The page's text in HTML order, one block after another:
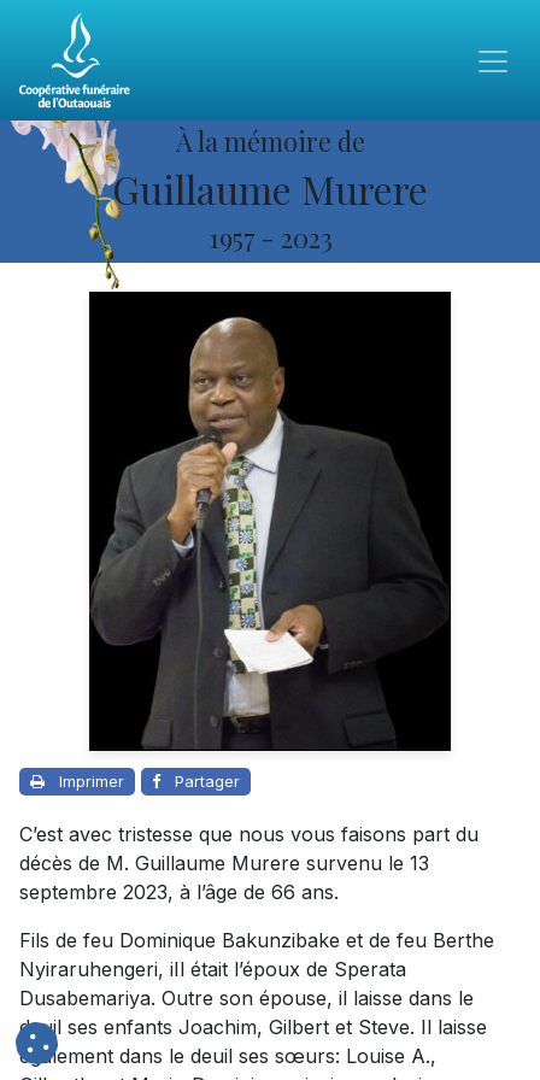
À la mémoire de
Guillaume Murere
1957 - 2023
Imprimer Partager
C’est avec tristesse que nous vous faisons part du
décès de M. Guillaume Murere survenu le 13
septembre 2023, à l’âge de 66 ans.
Fils de feu Dominique Bakunzibake et de feu Berthe
Nyiraruhengeri, iIl était l’époux de Sperata
Dusabemariya. Outre son épouse, il laisse dans le
deuil ses enfants Joachim, Gilbert et Steve. Il laisse
également dans le deuil ses sœurs: Louise A.,